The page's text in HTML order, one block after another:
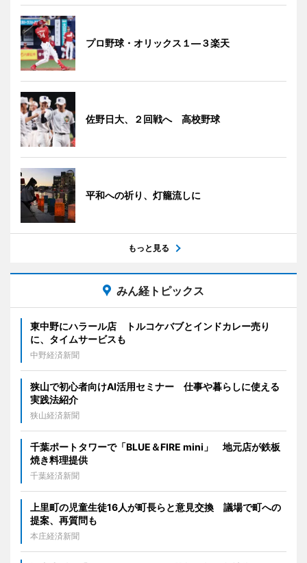
プロ野球・オリックス１―３楽天
佐野日大、２回戦へ 高校野球
平和への祈り、灯籠流しに
もっと見る
みん経トピックス
東中野にハラール店 トルコケバブとインドカレー売り
に、タイムサービスも
中野経済新聞
狭山で初心者向けAI活用セミナー 仕事や暮らしに使える
実践法紹介
狭山経済新聞
千葉ポートタワーで「BLUE＆FIRE mini」 地元店が鉄板
焼き料理提供
千葉経済新聞
上里町の児童生徒16人が町長らと意見交換 議場で町への
提案、再質問も
本庄経済新聞